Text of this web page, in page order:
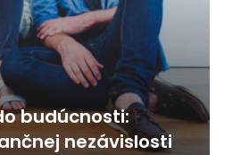
budúcnosti:
nezávislosti